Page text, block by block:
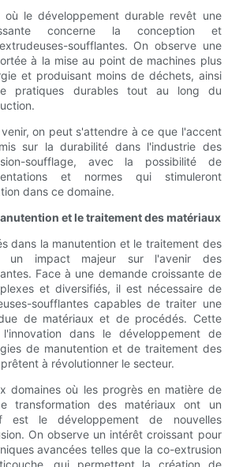
où le développement durable revêt une
concerne la conception et
soufflantes. On observe une
à la mise au point de machines plus
et produisant moins de déchets, ainsi
pratiques durables tout au long du
venir, on peut s'attendre à ce que l'accent
sur la durabilité dans l'industrie des
soufflage, avec la possibilité de
et normes qui stimuleront
dans ce domaine.
et le traitement des matériaux
dans la manutention et le traitement des
un impact majeur sur l'avenir des
Face à une demande croissante de
et diversifiés, il est nécessaire de
soufflantes capables de traiter une
de matériaux et de procédés. Cette
l'innovation dans le développement de
de manutention et de traitement des
à révolutionner le secteur.
domaines où les progrès en matière de
transformation des matériaux ont un
est le développement de nouvelles
On observe un intérêt croissant pour
avancées telles que la co-extrusion